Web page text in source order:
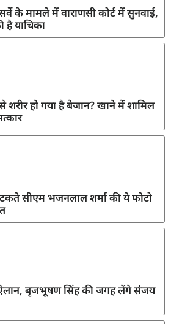
के मामले में वाराणसी कोर्ट में सुनवाई,
है याचिका
शरीर हो गया है बेजान? खाने में शामिल
सीएम भजनलाल शर्मा की ये फोटो
बृजभूषण सिंह की जगह लेंगे संजय